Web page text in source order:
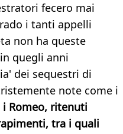
fecero mai
i tanti appelli
non ha queste
quegli anni
dei sequestri di
note come i
Romeo, ritenuti
tra i quali